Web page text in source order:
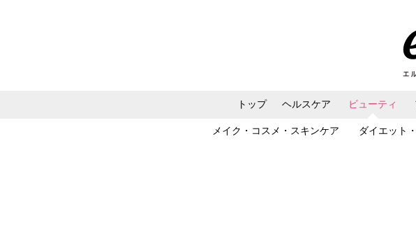
トップ ヘルスケア ビューティ
メイク・コスメ・スキンケア ダイエット